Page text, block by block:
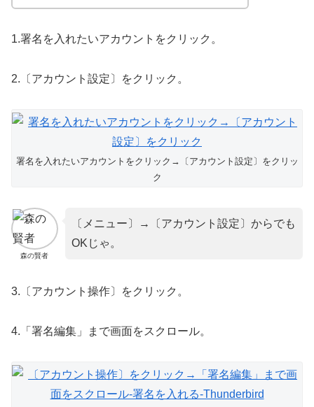
1.署名を入れたいアカウントをクリック。
2.〔アカウント設定〕をクリック。
署名を入れたいアカウントをクリック→〔アカウント設定〕をクリッ
ク
森の賢者
〔メニュー〕→〔アカウント設定〕からでも
OKじゃ。
3.〔アカウント操作〕をクリック。
4.「署名編集」まで画面をスクロール。